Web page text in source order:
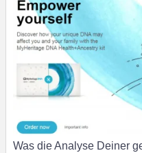
Was die Analyse Deiner